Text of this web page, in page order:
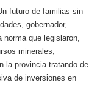
futuro de familias sin
gobernador,
que legislaron,
minerales,
la provincia tratando de
de inversiones en